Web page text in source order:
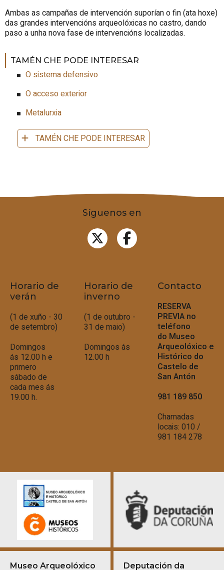
Ambas as campañas de intervención suporían o fin (ata hoxe)
das grandes intervencións arqueolóxicas no castro, dando
paso a unha nova fase de intervencións localizadas.
TAMÉN CHE PODE INTERESAR
O sistema defensivo
O acceso exterior
Metalurxia
TAMÉN CHE PODE INTERESAR
Síguenos en
Horario de
verán
(1 de xuño - 30
de setembro)
Domingos
ás 12.00 h e
primero
sábado de
cada mes ás
19.00 h.
Horario de
inverno
(1 de outubro -
31 de maio)
Domingos ás
12.00 h
Contacto
RESERVA
PREVIA no
teléfono
do Museo
Arqueolóxico e
Histórico do
Castelo de
San Antón
981 189 850
Chamadas
locais: 010 /
981 184 278
Museo Arqueolóxico
Deputación da